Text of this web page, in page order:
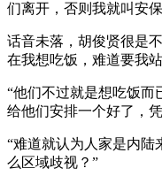
们离开，否则我就叫安
话音未落，胡俊贤很是
在我想吃饭，难道要我
“他们不过就是想吃饭而
给他们安排一个好了，
“难道就认为人家是内陆
么区域歧视？”